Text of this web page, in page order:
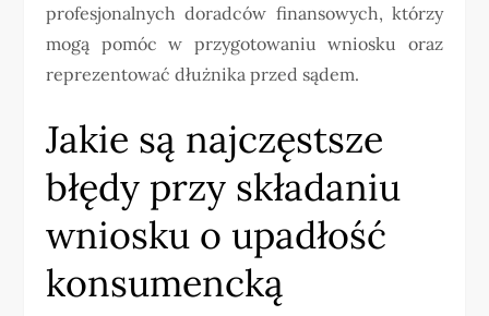
profesjonalnych doradców finansowych, którzy
mogą pomóc w przygotowaniu wniosku oraz
reprezentować dłużnika przed sądem.
Jakie są najczęstsze
błędy przy składaniu
wniosku o upadłość
konsumencką